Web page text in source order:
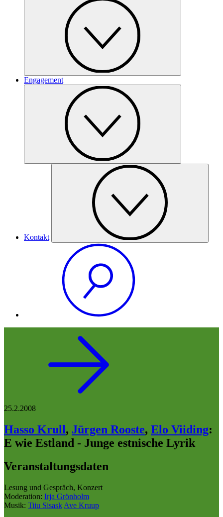
Engagement
Kontakt
25.2.2008
Hasso Krull, Jürgen Rooste, Elo Viiding:
E wie Estland - Junge estnische Lyrik
Veranstaltungsdaten
Lesung und Gespräch, Konzert
Moderation: Irja Grönholm
Musik: Tiiu Sisask Ave Kruup